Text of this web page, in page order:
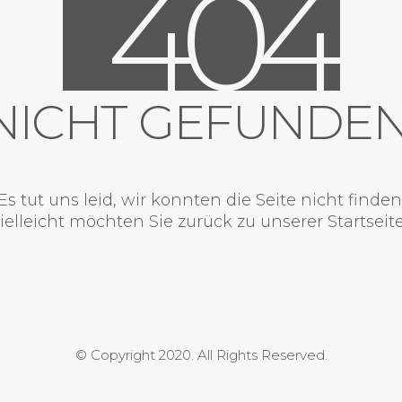
404
tut uns leid, wir konnten die Seite nicht
möchten Sie zurück zu unserer
© Copyright 2020. All Rights Reserved.